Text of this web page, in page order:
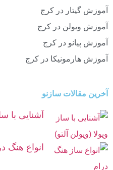
آموزش گیتار در کرج
آموزش ویولن در کرج
آموزش پیانو در کرج
آموزش هارمونیکا در کرج
آخرین مقالات سازنو
آشنایی با
انواع هنگ